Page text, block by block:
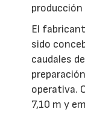
producción
El
sido
caudales
operativa.
7,10 m y